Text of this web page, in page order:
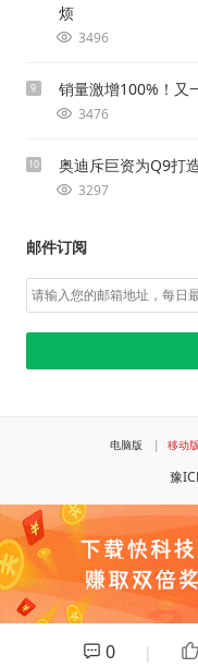
烦
3496
9 销量激增100%！又
3476
10 奥迪斥巨资为Q9打
3297
邮件订阅
0 |
电脑版 | 移动版
豫